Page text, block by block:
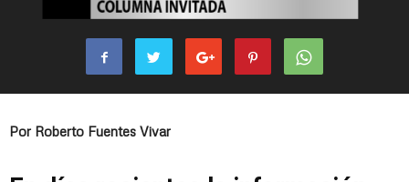
Por Roberto Fuentes Vivar